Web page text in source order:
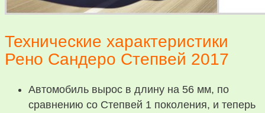
Технические характеристики
Рено Сандеро Степвей 2017
Автомобиль вырос в длину на 56 мм, по
сравнению со Степвей 1 поколения, и теперь